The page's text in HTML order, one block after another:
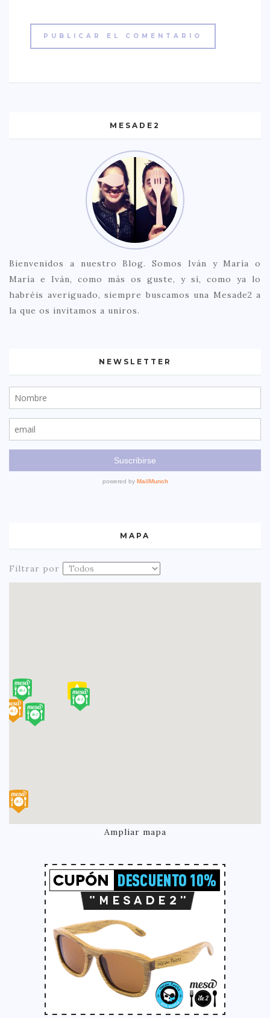
MESADE2
Bienvenidos a nuestro Blog. Somos Iván y María o
María e Iván, como más os guste, y sí, como ya lo
habréis averiguado, siempre buscamos una Mesade2 a
la que os invitamos a uniros.
NEWSLETTER
MAPA
Filtrar por
Ampliar mapa